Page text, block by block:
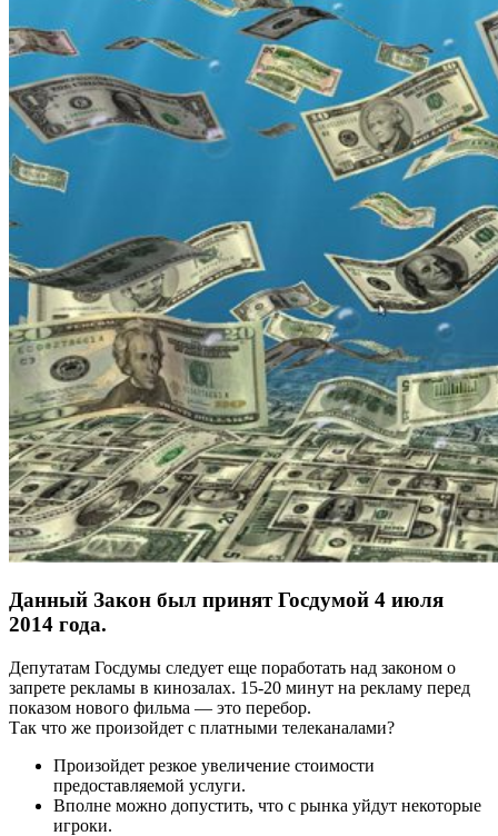
Данный Закон был принят Госдумой 4 июля
2014 года.
Депутатам Госдумы следует еще поработать над законом о
запрете рекламы в кинозалах. 15-20 минут на рекламу перед
показом нового фильма — это перебор.
Так что же произойдет с платными телеканалами?
Произойдет резкое увеличение стоимости
предоставляемой услуги.
Вполне можно допустить, что с рынка уйдут некоторые
игроки.